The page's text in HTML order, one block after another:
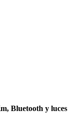
Bluetooth y luces